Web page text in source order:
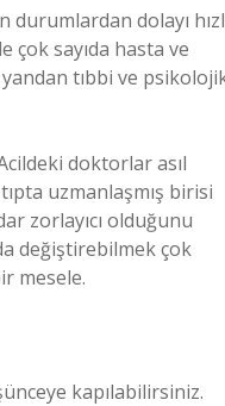
dolayı
çok sayıda hasta ve
tıbbi ve
doktorlar asıl
uzmanlaşmış birisi
zorlayıcı olduğunu
değiştirebilmek çok
mesele.
kapılabilirsiniz.